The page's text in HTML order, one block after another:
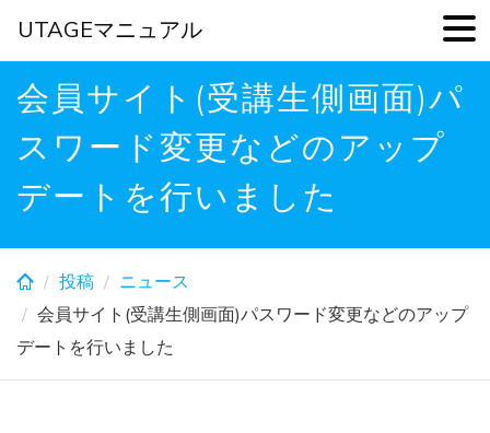
Skip
content
会員サイト(受講生側画面)パ
スワード変更などのアップ
デートを行いました
投稿
ニュース
会員サイト(受講生側画面)パスワード変更などのアップ
デートを行いました
UTAGEマニュアル